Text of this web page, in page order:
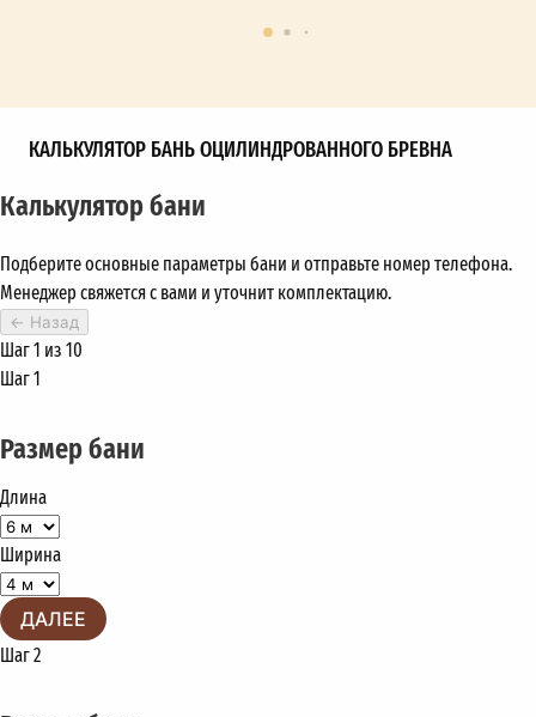
КАЛЬКУЛЯТОР БАНЬ ОЦИЛИНДРОВАННОГО БРЕВНА
Калькулятор бани
Подберите основные параметры бани и отправьте номер телефона.
Менеджер свяжется с вами и уточнит комплектацию.
← Назад
Шаг 1 из 10
Шаг 1
Размер бани
Длина
Ширина
ДАЛЕЕ
Шаг 2